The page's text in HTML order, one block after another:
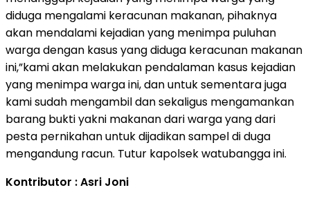
diduga mengalami keracunan makanan, pihaknya
akan mendalami kejadian yang menimpa puluhan
warga dengan kasus yang diduga keracunan makanan
ini,”kami akan melakukan pendalaman kasus kejadian
yang menimpa warga ini, dan untuk sementara juga
kami sudah mengambil dan sekaligus mengamankan
barang bukti yakni makanan dari warga yang dari
pesta pernikahan untuk dijadikan sampel di duga
mengandung racun. Tutur kapolsek watubangga ini.
Kontributor : Asri Joni